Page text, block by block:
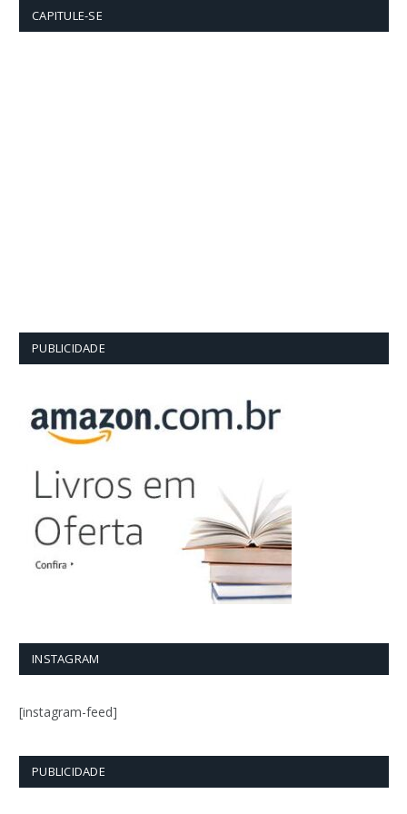
CAPITULE-SE
PUBLICIDADE
INSTAGRAM
[instagram-feed]
PUBLICIDADE